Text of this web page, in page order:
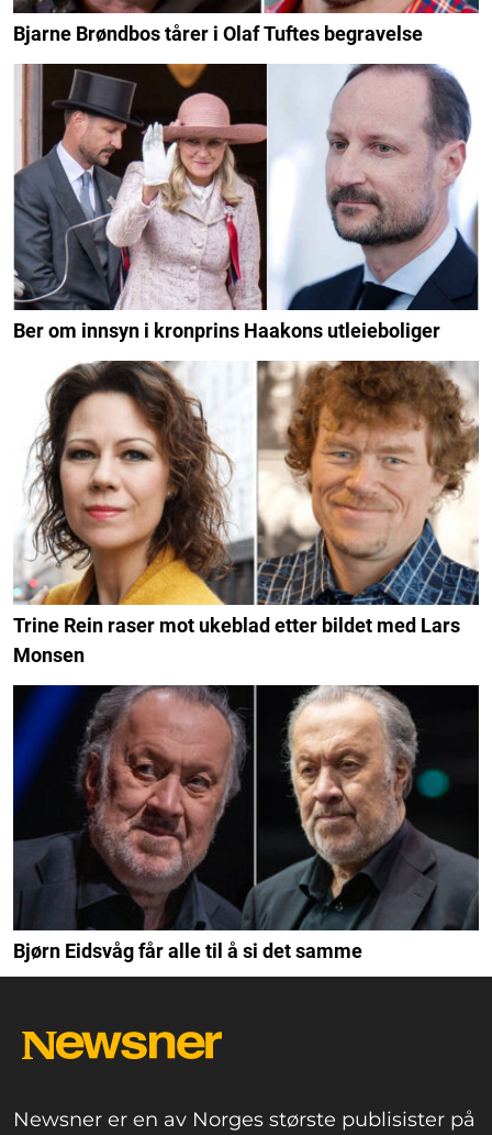
Bjarne Brøndbos tårer i Olaf Tuftes begravelse
Ber om innsyn i kronprins Haakons utleieboliger
Trine Rein raser mot ukeblad etter bildet med Lars
Monsen
Bjørn Eidsvåg får alle til å si det samme
Newsner er en av Norges største publisister på